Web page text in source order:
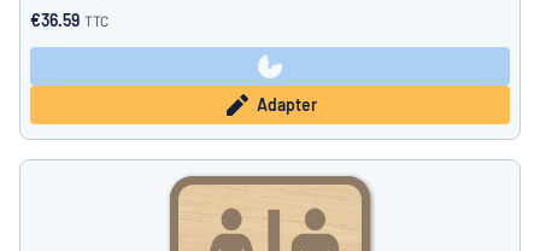
€36.59 TTC
Adapter